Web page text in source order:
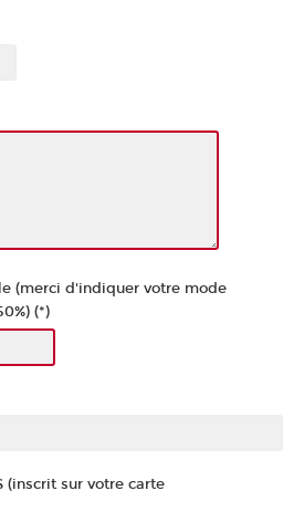
(merci d'indiquer votre mode
(*)
(inscrit sur votre carte